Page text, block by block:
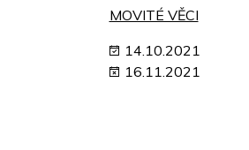
MOVITÉ VĚCI
14.10.2021
16.11.2021